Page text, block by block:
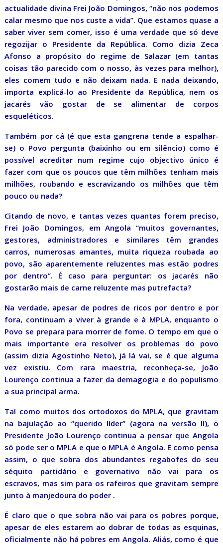
actualidade divina Frei João Domingos, “não nos podemos
calar mesmo que nos custe a vida”. Que estamos quase a
saber viver sem comer, isso é uma verdade que só deve
regozijar o Presidente da República. Como dizia Zeca
Afonso a propósito do regime de Salazar (em tantas
coisas tão parecido com o nosso, às vezes para melhor),
eles comem tudo e não deixam nada. E nada deixando,
importa explicá-lo ao Presidente da República, nem os
jacarés vão gostar de se alimentar de corpos
esqueléticos.
Também por cá (é que esta gangrena tende a espalhar-
se) o Povo pergunta (baixinho ou em silêncio) como é
possível acreditar num regime cujo objectivo único é
fazer com que os poucos que têm milhões tenham mais
milhões, roubando e escravizando os milhões que têm
pouco ou nada?
Citando de novo, e tantas vezes quantas forem preciso,
Frei João Domingos, em Angola “muitos governantes,
gestores, administradores e similares têm grandes
carros, numerosas amantes, muita riqueza roubada ao
povo, são aparentemente reluzentes mas estão podres
por dentro”. É caso para perguntar: os jacarés não
gostarão mais de carne reluzente mas putrefacta?
Na verdade, apesar de podres de ricos por dentro e por
fora, continuam a viver à grande e à MPLA, enquanto o
Povo se prepara para morrer de fome. O tempo em que o
mais importante era resolver os problemas do povo
(assim dizia Agostinho Neto), já lá vai, se é que alguma
vez existiu. Com rara maestria, reconheça-se, João
Lourenço continua a fazer da demagogia e do populismo
a sua principal arma.
Tal como muitos dos ortodoxos do MPLA, que gravitam
na bajulação ao “querido líder” (agora na versão II), o
Presidente João Lourenço continua a pensar que Angola
só pode ser o MPLA e que o MPLA é Angola. E como pensa
assim, o que sobra dos abundantes regabofes do seu
séquito partidário e governativo não vai para os
escravos, mas sim para os rafeiros que gravitam sempre
junto à manjedoura do poder .
É claro que o que sobra não vai para os pobres porque,
apesar de eles estarem ao dobrar de todas as esquinas,
oficialmente não há pobres em Angola. Aliás, como é que